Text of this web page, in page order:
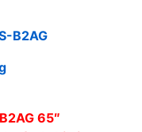
B2AG
65″